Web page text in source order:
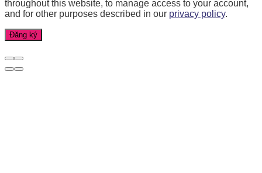
throughout this website, to manage access to your account,
and for other purposes described in our privacy policy.
Đăng ký